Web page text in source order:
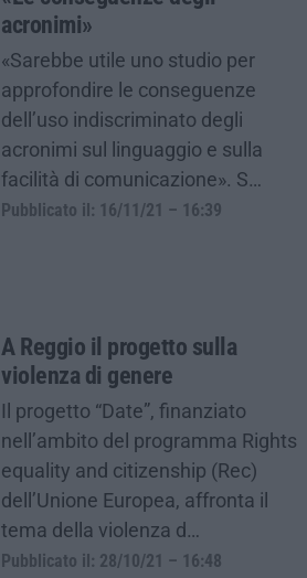
acronimi»
«Sarebbe utile uno studio per
approfondire le conseguenze
dell’uso indiscriminato degli
acronimi sul linguaggio e sulla
facilità di comunicazione». S…
Pubblicato il: 16/11/21 – 16:39
A Reggio il progetto sulla
violenza di genere
Il progetto “Date”, finanziato
nell’ambito del programma Rights
equality and citizenship (Rec)
dell’Unione Europea, affronta il
tema della violenza d…
Pubblicato il: 28/10/21 – 16:48